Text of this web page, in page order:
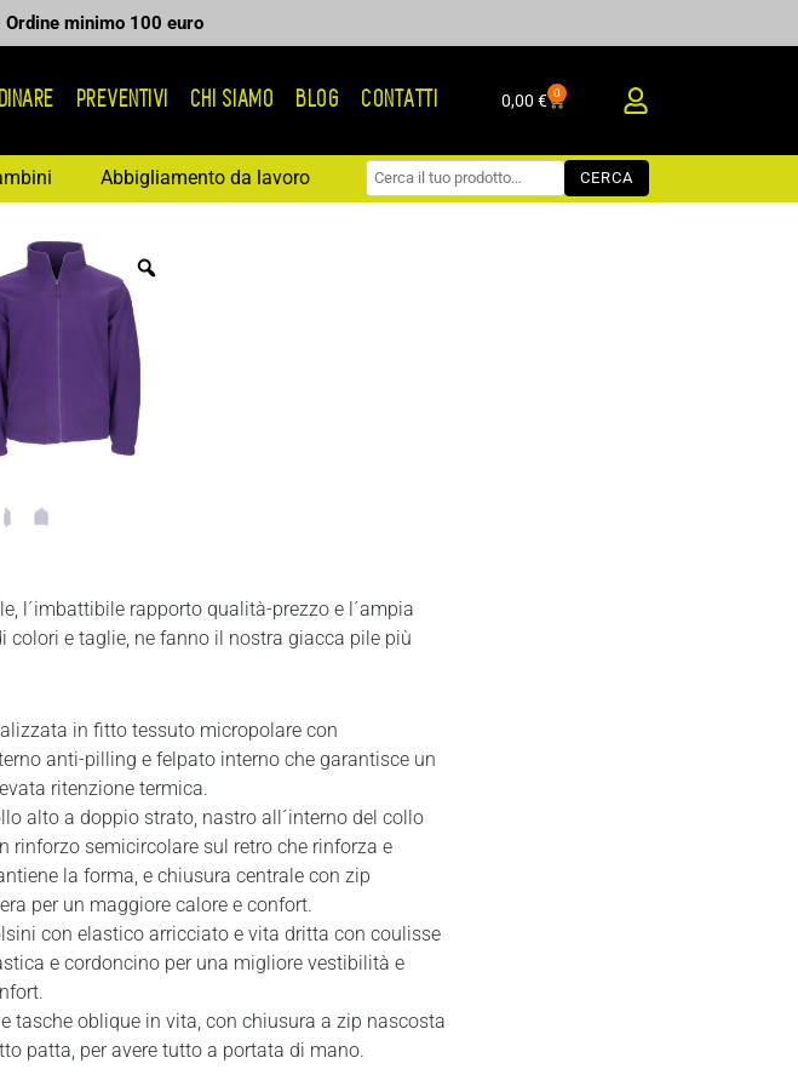
minimo 100 euro
PREVENTIVI CHI SIAMO BLOG CONTATTI 0,00 € 0
Carrello
Abbigliamento da lavoro CERCA
l´imbattibile rapporto qualità-prezzo e l´ampia
colori e taglie, ne fanno il nostra giacca pile più
in fitto tessuto micropolare con
anti-pilling e felpato interno che garantisce un
ritenzione termica.
alto a doppio strato, nastro all´interno del collo
rinforzo semicircolare sul retro che rinforza e
la forma, e chiusura centrale con zip
per un maggiore calore e confort.
con elastico arricciato e vita dritta con coulisse
e cordoncino per una migliore vestibilità e
tasche oblique in vita, con chiusura a zip nascosta
patta, per avere tutto a portata di mano.